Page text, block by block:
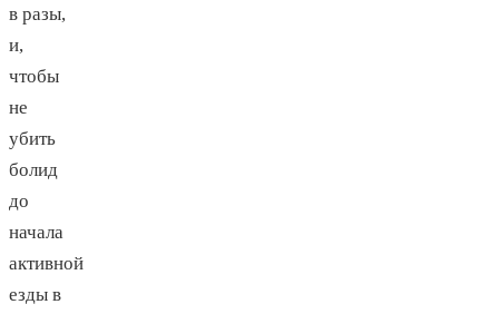
в разы,
и,
чтобы
не
убить
болид
до
начала
активной
езды в